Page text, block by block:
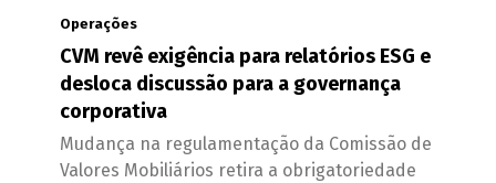
Operações
CVM revê exigência para relatórios ESG e
desloca discussão para a governança
corporativa
Mudança na regulamentação da Comissão de
Valores Mobiliários retira a obrigatoriedade